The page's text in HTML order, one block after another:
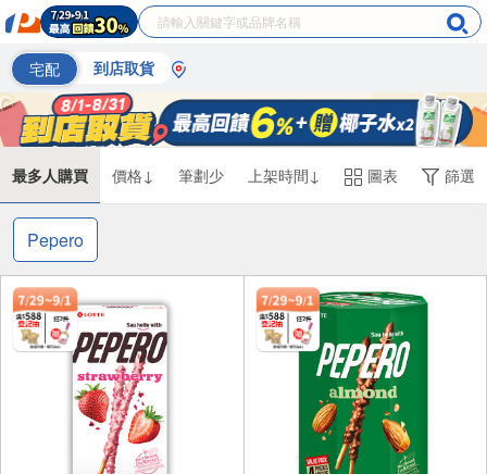
宅配 到店取貨
最多人購買 價格↓ 筆劃少 上架時間↓ 圖表 篩選
Pepero